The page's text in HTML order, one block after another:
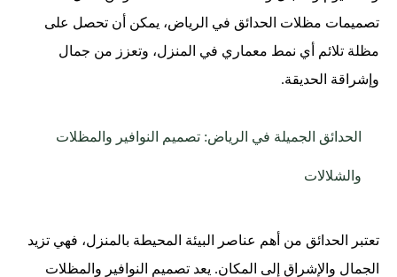
تصميمات مظلات الحدائق في الرياض، يمكن أن تحصل على
مظلة تلائم أي نمط معماري في المنزل، وتعزز من جمال
وإشراقة الحديقة.
الحدائق الجميلة في الرياض: تصميم النوافير والمظلات
والشلالات
تعتبر الحدائق من أهم عناصر البيئة المحيطة بالمنزل، فهي تزيد
الجمال والإشراق إلى المكان. يعد تصميم النوافير والمظلات